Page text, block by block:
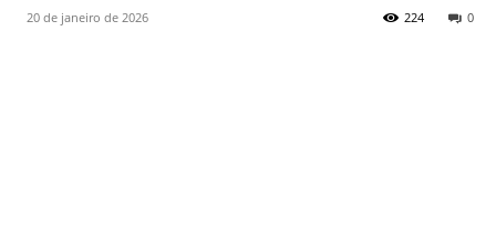
20 de janeiro de 2026 0
224